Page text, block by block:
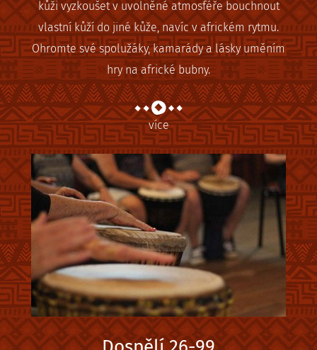
kůži vyzkoušet v uvolněné atmosféře bouchnout
vlastní kůží do jiné kůže, navíc v africkém rytmu.
Ohromte své spolužáky, kamarády a lásky uměním
hry na africké bubny.
více